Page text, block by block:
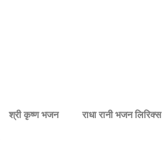
श्री कृष्ण भजन राधा रानी भजन लिरिक्स